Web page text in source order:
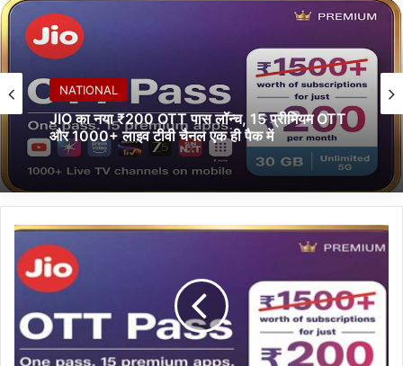
NATIONAL
“भारत में यूएई के राजदूत ने स्टार्ट-अप्स के लिए ऐतिहासिक
सीरीज़ की शुरुआत की, सीमा-पार नवाचार को मिलेगा नया
आयाम”
J
O
का
या
₹